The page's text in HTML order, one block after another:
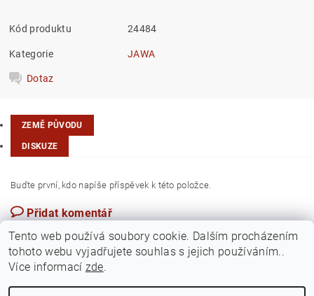
Kód produktu 24484
Kategorie JAWA
Dotaz
ZEMĚ PŮVODU
DISKUZE
Buďte první, kdo napíše příspěvek k této položce.
Přidat komentář
Tento web používá soubory cookie. Dalším procházením
tohoto webu vyjadřujete souhlas s jejich používáním..
Více informací zde.